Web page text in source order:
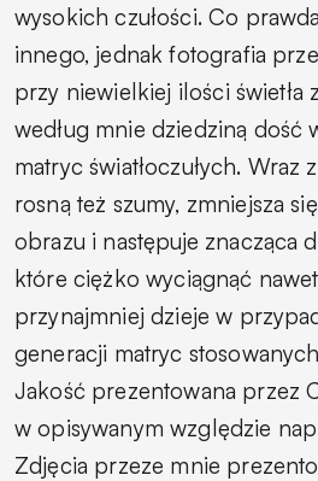
wysokich czułości. Co
innego, jednak fotografia
przy niewielkiej ilości świetła
według mnie dziedziną dość
matryc światłoczułych. Wraz
rosną też szumy, zmniejsza
obrazu i następuje znacząca
które ciężko wyciągnąć
przynajmniej dzieje w
generacji matryc
Jakość prezentowana przez
w opisywanym względzie
Zdjęcia przeze mnie